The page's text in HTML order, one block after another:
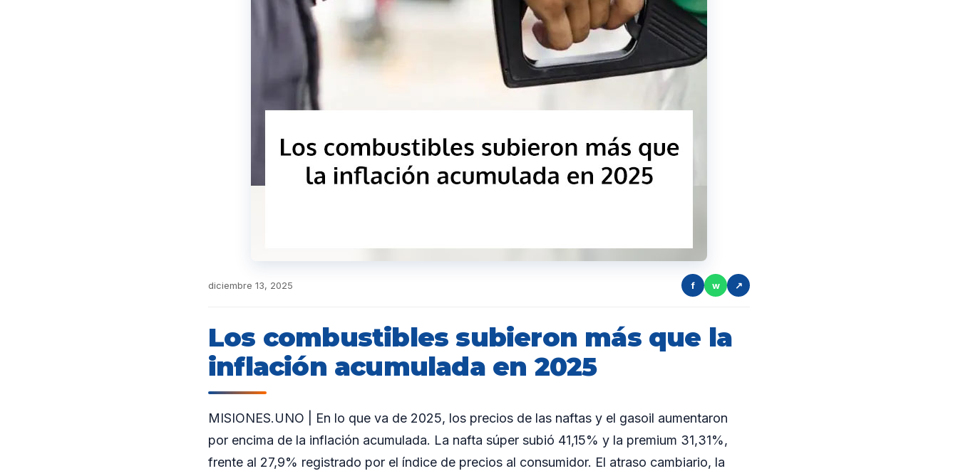
diciembre 13, 2025 f w ↗
Los combustibles subieron más que la
inflación acumulada en 2025
MISIONES.UNO | En lo que va de 2025, los precios de las naftas y el gasoil aumentaron
por encima de la inflación acumulada. La nafta súper subió 41,15% y la premium 31,31%,
frente al 27,9% registrado por el índice de precios al consumidor. El atraso cambiario, la